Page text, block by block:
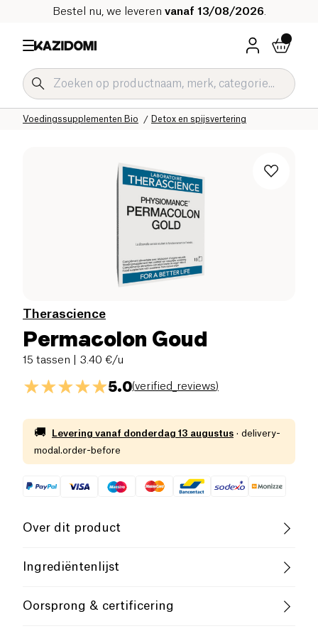
Bestel nu, we leveren vanaf 13/08/2026
Detox en spijsvertering
Voedingssupplementen Bio
Welzijn & Gezondheid
Onze biologische catalogus
Home
Therascience
Permacolon Goud
15 tassen | 3.40 €/u
5.0(verified_reviews)
🚚 Levering vanaf donderdag 13 augustus · delivery-
modal.order-before
Over dit product
Laag zout
Ingrediëntenlijst
glutamine, natuurlijke aroma's, taurine, quercetine,
Oorsprong & certificering